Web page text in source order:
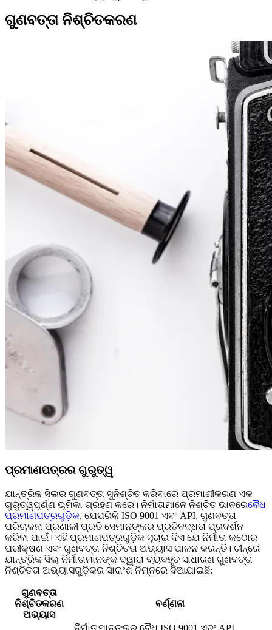
ଗୁଣବତ୍ତା ନିଶ୍ଚିତକରଣ
ପ୍ରମାଣପତ୍ରର ଗୁରୁତ୍ୱ
ଯାନ୍ତ୍ରିକ ସିଲର ଗୁଣବତ୍ତା ସୁନିଶ୍ଚିତ କରିବାରେ ପ୍ରମାଣୀକରଣ ଏକ
ଗୁରୁତ୍ୱପୂର୍ଣ୍ଣ ଭୂମିକା ଗ୍ରହଣ କରେ। ନିର୍ମାତାମାନେ ନିଶ୍ଚିତ ଭାବରେବୈଧ
ପ୍ରମାଣପତ୍ରଗୁଡ଼ିକ, ଯେପରିକି ISO 9001 ଏବଂ API, ଗୁଣବତ୍ତା
ପରିଚାଳନା ପ୍ରଣାଳୀ ପ୍ରତି ସେମାନଙ୍କର ପ୍ରତିବଦ୍ଧତା ପ୍ରଦର୍ଶନ
କରିବା ପାଇଁ। ଏହି ପ୍ରମାଣପତ୍ରଗୁଡ଼ିକ ସୂଚାଇ ଦିଏ ଯେ ନିର୍ମାତା କଠୋର
ପରୀକ୍ଷଣ ଏବଂ ଗୁଣବତ୍ତା ନିଶ୍ଚିତତା ଅଭ୍ୟାସ ପାଳନ କରନ୍ତି। ଚୀନ୍‌ରେ
ଯାନ୍ତ୍ରିକ ସିଲ୍ ନିର୍ମାତାମାନଙ୍କ ଦ୍ୱାରା ବ୍ୟବହୃତ ସାଧାରଣ ଗୁଣବତ୍ତା
ନିଶ୍ଚିତତା ଅଭ୍ୟାସଗୁଡ଼ିକର ସାରାଂଶ ନିମ୍ନରେ ଦିଆଯାଇଛି:
ଗୁଣବତ୍ତା
ନିଶ୍ଚିତକରଣ
ଅଭ୍ୟାସ
ବର୍ଣ୍ଣନା
ନିର୍ମାତାମାନଙ୍କର ବୈଧ ISO 9001 ଏବଂ API